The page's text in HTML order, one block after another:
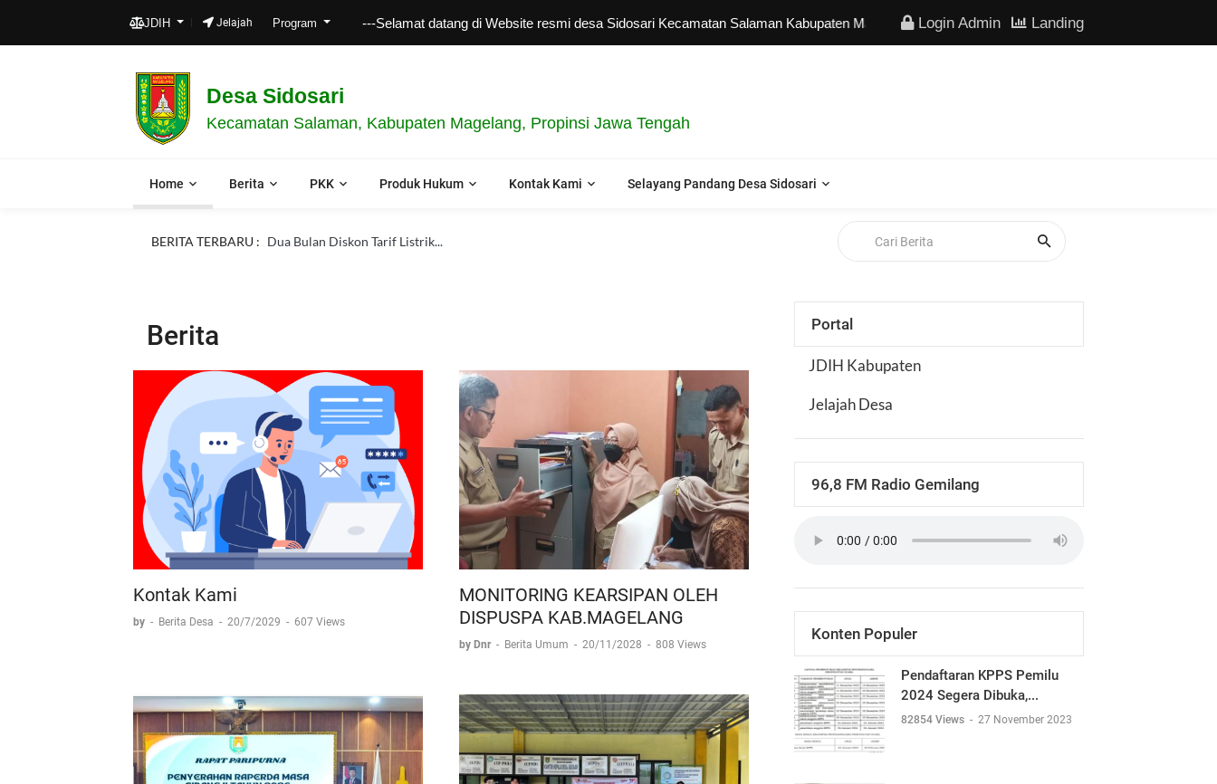
JDIH Jelajah Program---Selamat datang di Website resmi desa Sidosari Kecamatan Salaman Kabupaten Magelang--- Pantau informasi seputar desa disini--- Segera dibuka
Login Admin Landing
Desa Sidosari
Kecamatan Salaman, Kabupaten Magelang, Propinsi Jawa Tengah
Home Berita PKK Produk Hukum Kontak Kami Selayang Pandang Desa Sidosari
BERITA TERBARU : Dua Bulan Diskon Tarif Listrik...
Berita
Kontak Kami
by - Berita Desa - 20/7/2029 - 607 Views
MONITORING KEARSIPAN OLEH
DISPUSPA KAB.MAGELANG
by Dnr - Berita Umum - 20/11/2028 - 808 Views
Portal
JDIH Kabupaten
Jelajah Desa
96,8 FM Radio Gemilang
Konten Populer
Pendaftaran KPPS Pemilu
2024 Segera Dibuka,...
82854 Views - 27 November 2023